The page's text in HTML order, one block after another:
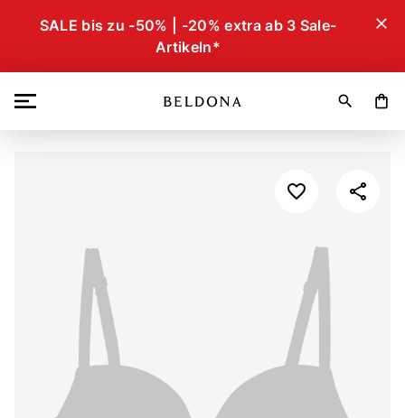
SALE bis zu -50% | -20% extra ab 3 Sale-
Artikeln*
close
search shopping_bag